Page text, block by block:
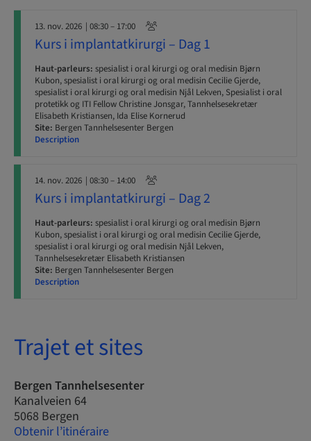
13. nov. 2026 | 08:30 – 17:00
Kurs i implantatkirurgi – Dag 1
Haut-parleurs: spesialist i oral kirurgi og oral medisin Bjørn
Kubon, spesialist i oral kirurgi og oral medisin Cecilie Gjerde,
spesialist i oral kirurgi og oral medisin Njål Lekven, Spesialist i oral
protetikk og ITI Fellow Christine Jonsgar, Tannhelsesekretær
Elisabeth Kristiansen, Ida Elise Kornerud
Site: Bergen Tannhelsesenter Bergen
Description
14. nov. 2026 | 08:30 – 14:00
Kurs i implantatkirurgi – Dag 2
Haut-parleurs: spesialist i oral kirurgi og oral medisin Bjørn
Kubon, spesialist i oral kirurgi og oral medisin Cecilie Gjerde,
spesialist i oral kirurgi og oral medisin Njål Lekven,
Tannhelsesekretær Elisabeth Kristiansen
Site: Bergen Tannhelsesenter Bergen
Description
Trajet et sites
Bergen Tannhelsesenter
Kanalveien 64
5068 Bergen
Obtenir l’itinéraire